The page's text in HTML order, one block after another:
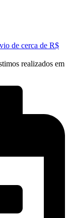
de cerca de R$
realizados em